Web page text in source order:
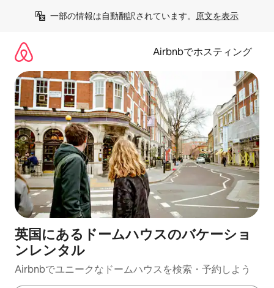
一部の情報は自動翻訳されています。 原文を表示
Airbnbでホスティング
英国にあるドームハウスのバケーショ
ンレンタル
Airbnbでユニークなドームハウスを検索・予約しよう